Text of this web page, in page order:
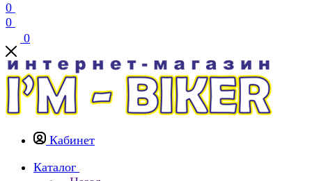
0
0
0
Кабинет
Каталог